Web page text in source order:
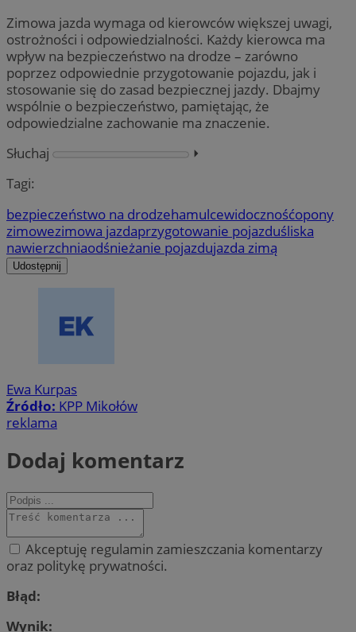
Zimowa jazda wymaga od kierowców większej uwagi,
ostrożności i odpowiedzialności. Każdy kierowca ma
wpływ na bezpieczeństwo na drodze – zarówno
poprzez odpowiednie przygotowanie pojazdu, jak i
stosowanie się do zasad bezpiecznej jazdy. Dbajmy
wspólnie o bezpieczeństwo, pamiętając, że
odpowiedzialne zachowanie ma znaczenie.
Słuchaj
⏵︎
Tagi:
bezpieczeństwo na drodzehamulcewidocznośćopony
zimowezimowa jazdaprzygotowanie pojazduśliska
nawierzchniaodśnieżanie pojazdujazda zimą
Udostępnij
Ewa Kurpas
Źródło: KPP Mikołów
reklama
Dodaj komentarz
Akceptuję regulamin zamieszczania komentarzy
oraz politykę prywatności.
Błąd:
Wynik: